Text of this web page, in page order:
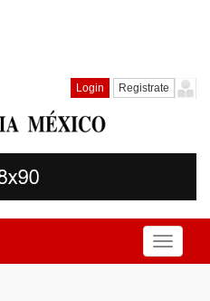
Login Registrate
Toggle